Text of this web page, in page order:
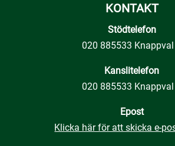
KONTAKT
Stödtelefon
020 885533 Knappval
Kanslitelefon
020 885533 Knappval
Epost
Klicka här för att skicka e-